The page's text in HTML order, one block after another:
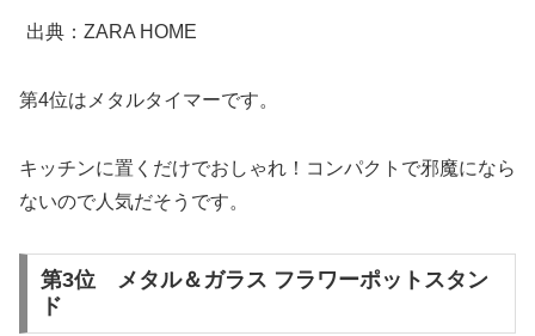
出典：ZARA HOME
第4位はメタルタイマーです。
キッチンに置くだけでおしゃれ！コンパクトで邪魔になら
ないので人気だそうです。
第3位 メタル＆ガラス フラワーポットスタン
ド